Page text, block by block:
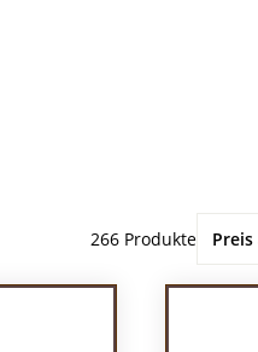
266 Produkte